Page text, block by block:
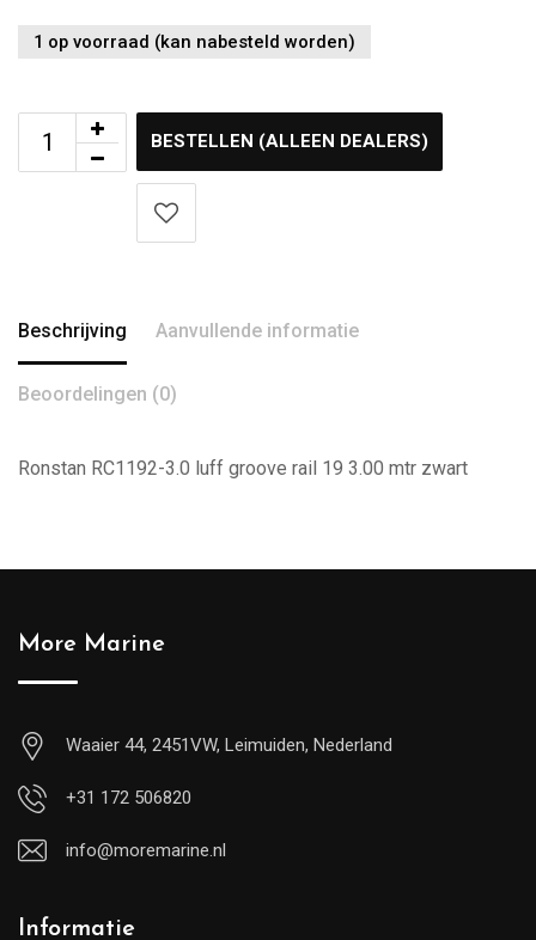
1 op voorraad (kan nabesteld worden)
BESTELLEN (ALLEEN DEALERS)
Beschrijving Aanvullende informatie
Beoordelingen (0)
Ronstan RC1192-3.0 luff groove rail 19 3.00 mtr zwart
More Marine
Waaier 44, 2451VW, Leimuiden, Nederland
+31 172 506820
info@moremarine.nl
Informatie